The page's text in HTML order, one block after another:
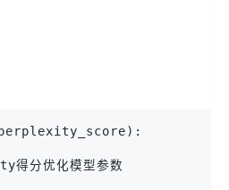
得分优化模型参数